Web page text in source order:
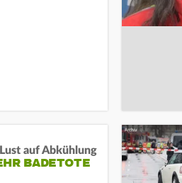
auf Abkühlung
BADETOTE